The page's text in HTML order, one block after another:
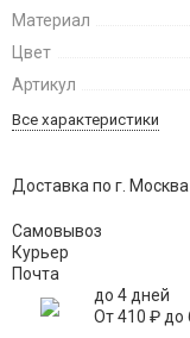
Материал
Цвет
Артикул
Все характеристики
Доставка по г. Москва
Самовывоз
Курьер
Почта
до 4 дней
От 410 ₽ до